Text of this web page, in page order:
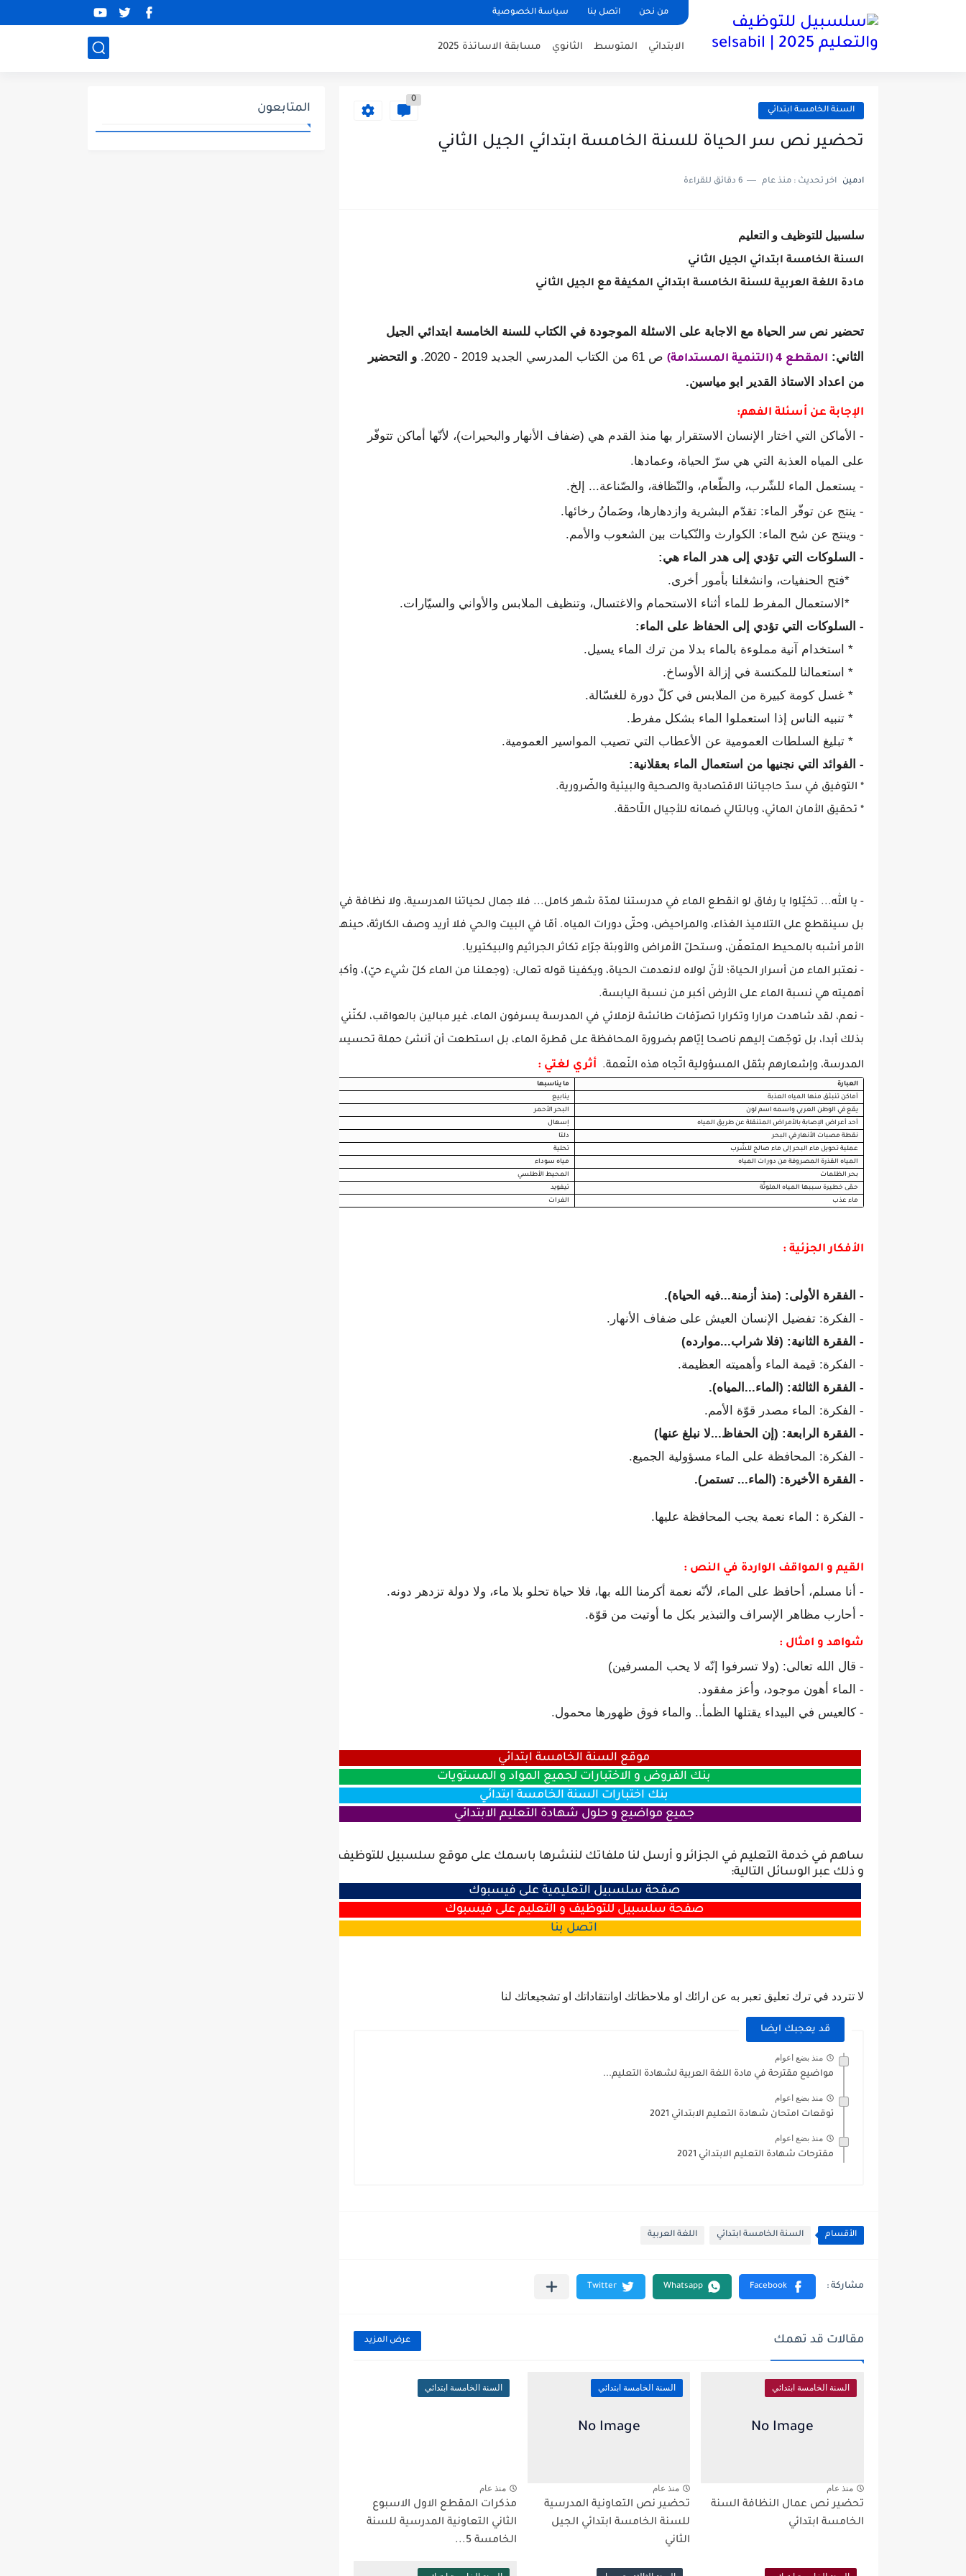
من نحن اتصل بنا سياسة الخصوصية
الابتدائي المتوسط الثانوي مسابقة الاساتذة 2025
السنة الخامسة ابتدائي
0
تحضير نص سر الحياة للسنة الخامسة ابتدائي الجيل الثاني
ادمين اخر تحديث : منذ عام 6 دقائق للقراءة
سلسبيل للتوظيف و التعليم
السنة الخامسة ابتدائي الجيل الثاني
مادة اللغة العربية للسنة الخامسة ابتدائي المكيفة مع الجيل الثاني
تحضير نص سر الحياة مع الاجابة على الاسئلة الموجودة في الكتاب للسنة الخامسة ابتدائي الجيل
الثاني: المقطع 4 (التنمية المستدامة) ص 61 من الكتاب المدرسي الجديد 2019 - 2020.
و التحضير
من اعداد الاستاذ القدير ابو مياسين.
الإجابة عن أسئلة الفهم:
- الأماكن التي اختار الإنسان الاستقرار بها منذ القدم هي (ضفاف الأنهار والبحيرات)، لأنّها أماكن تتوفّر
على المياه العذبة التي هي سرّ الحياة، وعمادها.
- يستعمل الماء للشّرب، والطّعام، والنّظافة، والصّناعة... إلخ.
- ينتج عن توفّر الماء: تقدّم البشرية وازدهارها، وضَمانُ رخائها.
- وينتج عن شح الماء: الكوارث والنّكبات بين الشعوب والأمم.
- السلوكات التي تؤدي إلى هدر الماء هي:
*فتح الحنفيات، وانشغلنا بأمور أخرى.
*الاستعمال المفرط للماء أثناء الاستحمام والاغتسال، وتنظيف الملابس والأواني والسيّارات.
- السلوكات التي تؤدي إلى الحفاظ على الماء:
* استخدام آنية مملوءة بالماء بدلا من ترك الماء يسيل.
* استعمالنا للمكنسة في إزالة الأوساخ.
* غسل كومة كبيرة من الملابس في كلّ دورة للغسّالة.
* تنبيه الناس إذا استعملوا الماء بشكل مفرط.
* تبليغ السلطات العمومية عن الأعطاب التي تصيب المواسير العمومية.
- الفوائد التي نجنيها من استعمال الماء بعقلانية:
* التوفيق في سدّ حاجياتنا الاقتصادية والصحية والبيئية والضّرورية.
* تحقيق الأمان المائي، وبالتالي ضمانه للأجيال اللّاحقة.
- يا الله... تخيّلوا يا رفاق لو انقطع الماء في مدرستنا لمدّة شهر كامل... فلا جمال لحياتنا المدرسية، ولا نظافة في محيطها،
بل سينقطع على التلاميذ الغذاء، والمراحيض، وحتّى دورات المياه. أمّا في البيت والحي فلا أريد وصف الكارثة، حينها سيكون
الأمر أشبه بالمحيط المتعفّن، وستحلّ الأمراض والأوبئة جرّاء تكاثر الجراثيم والبيكتيريا.
- نعتبر الماء من أسرار الحياة؛ لأنّ لولاه لانعدمت الحياة، ويكفينا قوله تعالى: (وجعلنا من الماء كلّ شيء حيّ)، وأكبر دليل على
أهميته هي نسبة الماء على الأرض أكبر من نسبة اليابسة.
- نعم، لقد شاهدت مرارا وتكرارا تصرّفات طائشة لزملائي في المدرسة يسرفون الماء، غير مبالين بالعواقب، لكنّني لم أرض
بذلك أبدا، بل توجّهت إليهم ناصحا إيّاهم بضرورة المحافظة على قطرة الماء، بل استطعت أن أنشئ حملة تحسيسية لتلاميذ
المدرسة، وإشعارهم بثقل المسؤولية اتّجاه هذه النّعمة. أثري لغتي :
العبارة
ما يناسبها
أماكن تنبثق منها المياه العذبة
ينابيع
يقع في الوطن العربي واسمه اسم لون
البحر الأحمر
أحد أعراض الإصابة بالأمراض المتنقلة عن طريق المياه
إسهال
نقطة مصبات الأنهار في البحر
دلتا
عملية تحويل ماء البحر إلى ماء صالح للشّرب
تحلية
المياه القذرة المصروفة من دورات المياه
مياه سوداء
بحر الظلمات
المحيط الأطلسي
حمّى خطيرة سببها المياه الملوثّة
تيفويد
ماء عذب
الفرات
الأفكار الجزئية :
- الفقرة الأولى: (منذ أزمنة...فيه الحياة).
- الفكرة: تفضيل الإنسان العيش على ضفاف الأنهار.
- الفقرة الثانية: (فلا شراب...موارده)
- الفكرة: قيمة الماء وأهميته العظيمة.
- الفقرة الثالثة: (الماء...المياه).
- الفكرة: الماء مصدر قوّة الأمم.
- الفقرة الرابعة: (إن الحفاظ...لا نبلغ عنها)
- الفكرة: المحافظة على الماء مسؤولية الجميع.
- الفقرة الأخيرة: (الماء... تستمر).
- الفكرة : الماء نعمة يجب المحافظة عليها.
القيم و المواقف الواردة في النص :
- أنا مسلم، أحافظ على الماء، لأنّه نعمة أكرمنا الله بها، فلا حياة تحلو بلا ماء، ولا دولة تزدهر دونه.
- أحارب مظاهر الإسراف والتبذير بكل ما أوتيت من قوّة.
شواهد و امثال :
- قال الله تعالى: (ولا تسرفوا إنّه لا يحب المسرفين)
- الماء أهون موجود، وأعز مفقود.
- كالعيس في البيداء يقتلها الظمأ.. والماء فوق ظهورها محمول.
موقع السنة الخامسة ابتدائي
بنك الفروض و الاختبارات لجميع المواد و المستويات
بنك اختبارات السنة الخامسة ابتدائي
جميع مواضيع و حلول شهادة التعليم الابتدائي
ساهم في خدمة التعليم في الجزائر و أرسل لنا ملفاتك لننشرها باسمك على موقع سلسبيل للتوظيف و التعليم
و ذلك عبر الوسائل التالية:
صفحة سلسبيل التعليمية على فيسبوك
صفحة سلسبيل للتوظيف و التعليم على فيسبوك
اتصل بنا
لا تتردد في ترك تعليق تعبر به عن ارائك او ملاحظاتك اوانتقاداتك او تشجيعاتك لنا
قد يعجبك ايضا
منذ بضع اعوام
مواضيع مقترحة في مادة اللغة العربية لشهادة التعليم...
منذ بضع اعوام
توقعات امتحان شهادة التعليم الابتدائي 2021
منذ بضع اعوام
مقترحات شهادة التعليم الابتدائي 2021
الأقسام السنة الخامسة ابتدائي اللغة العربية
مقالات قد تهمك عرض المزيد
السنة الخامسة ابتدائي
منذ عام
تحضير نص عمال النظافة السنة
الخامسة ابتدائي
السنة الخامسة ابتدائي
منذ عام
تحضير نص التعاونية المدرسية
للسنة الخامسة ابتدائي الجيل
الثاني
السنة الخامسة ابتدائي
منذ عام
مذكرات المقطع الاول الاسبوع
الثاني التعاونية المدرسية للسنة
الخامسة 5...
المتابعون